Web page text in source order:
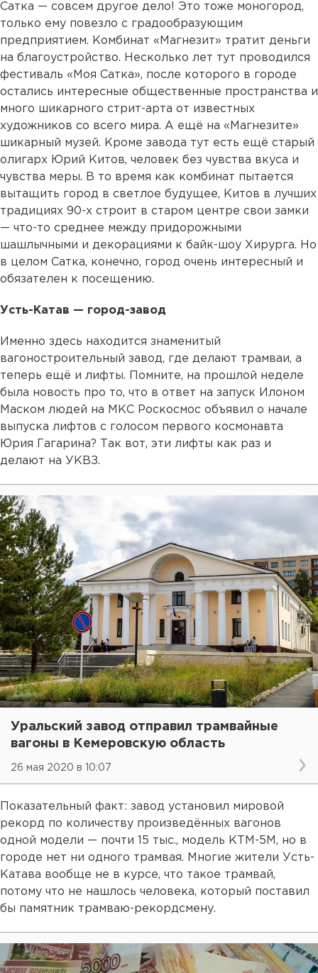
Сатка — совсем другое дело! Это тоже моногород,
только ему повезло с градообразующим
предприятием. Комбинат «Магнезит» тратит деньги
на благоустройство. Несколько лет тут проводился
фестиваль «Моя Сатка», после которого в городе
остались интересные общественные пространства и
много шикарного стрит-арта от известных
художников со всего мира. А ещё на «Магнезите»
шикарный музей. Кроме завода тут есть ещё старый
олигарх Юрий Китов, человек без чувства вкуса и
чувства меры. В то время как комбинат пытается
вытащить город в светлое будущее, Китов в лучших
традициях 90-х строит в старом центре свои замки
— что-то среднее между придорожными
шашлычными и декорациями к байк-шоу Хирурга. Но
в целом Сатка, конечно, город очень интересный и
обязателен к посещению.
Усть-Катав — город-завод
Именно здесь находится знаменитый
вагоностроительный завод, где делают трамваи, а
теперь ещё и лифты. Помните, на прошлой неделе
была новость про то, что в ответ на запуск Илоном
Маском людей на МКС Роскосмос объявил о начале
выпуска лифтов с голосом первого космонавта
Юрия Гагарина? Так вот, эти лифты как раз и
делают на УКВЗ.
Уральский завод отправил трамвайные
вагоны в Кемеровскую область
26 мая 2020 в 10:07
Показательный факт: завод установил мировой
рекорд по количеству произведённых вагонов
одной модели — почти 15 тыс., модель КТМ-5М, но в
городе нет ни одного трамвая. Многие жители Усть-
Катава вообще не в курсе, что такое трамвай,
потому что не нашлось человека, который поставил
бы памятник трамваю-рекордсмену.